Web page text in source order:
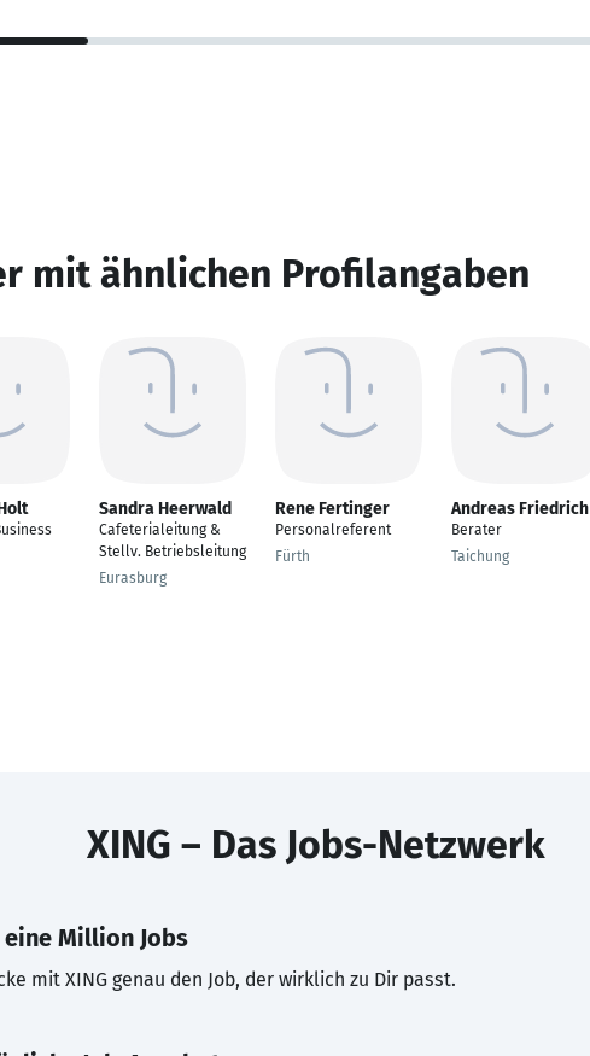
mit ähnlichen Profilangaben
Sandra Heerwald
Cafeterialeitung &
Stellv. Betriebsleitung
Eurasburg
Rene Fertinger
Personalreferent
Fürth
Andreas Friedrich
Berater
Taichung
XING – Das Jobs-Netzwerk
eine Million Jobs
mit XING genau den Job, der wirklich zu Dir passt.